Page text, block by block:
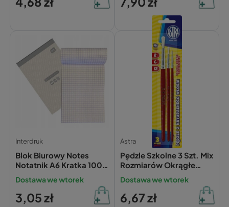
Interdruk
Blok Biurowy Notes
Notatnik A6 Kratka 100
Kartek Interdruk
Dostawa we wtorek
3,05 zł
Astra
Pędzle Szkolne 3 Szt. Mix
Rozmiarów Okrągłe
Astra
Dostawa we wtorek
6,67 zł